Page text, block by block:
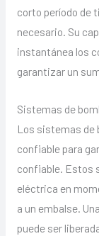
corto período de
necesario. Su
instantánea los
garantizar un
Sistemas de
Los sistemas de
confiable para
confiable. Estos
eléctrica en
a un embalse.
puede ser